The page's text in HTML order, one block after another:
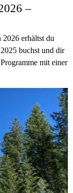
–
erhältst du
buchst und dir
mit einer